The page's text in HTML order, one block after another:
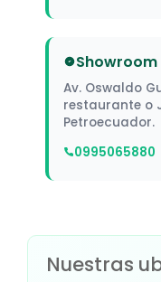
Showroom
Av. Oswaldo
restaurante o
Petroecuador.
0995065880
Nuestras